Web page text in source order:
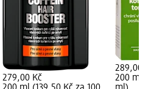
279,00 Kč
289,00
200 ml